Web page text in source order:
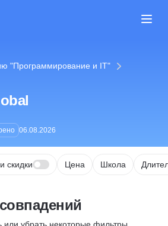
"Программирование и IT"
06.08.2026
скидки Цена Школа